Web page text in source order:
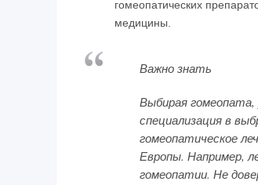
гомеопатических
медицины.
Важно знать
Выбирая гомеопата,
специализация в
гомеопатическое
Европы. Например,
гомеопатии. Не